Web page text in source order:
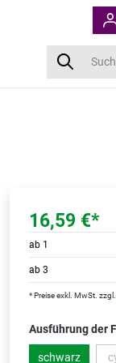
16,59 €*
ab 1
ab 3
* Preise exkl. MwSt. zzgl.
Ausführung der
schwarz